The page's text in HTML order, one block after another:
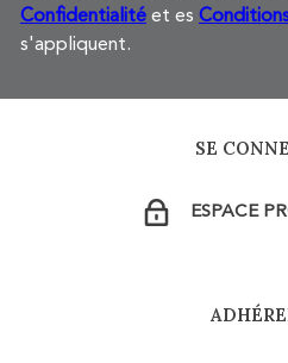
Confidentialité et es
s'appliquent.
SE
ESPACE